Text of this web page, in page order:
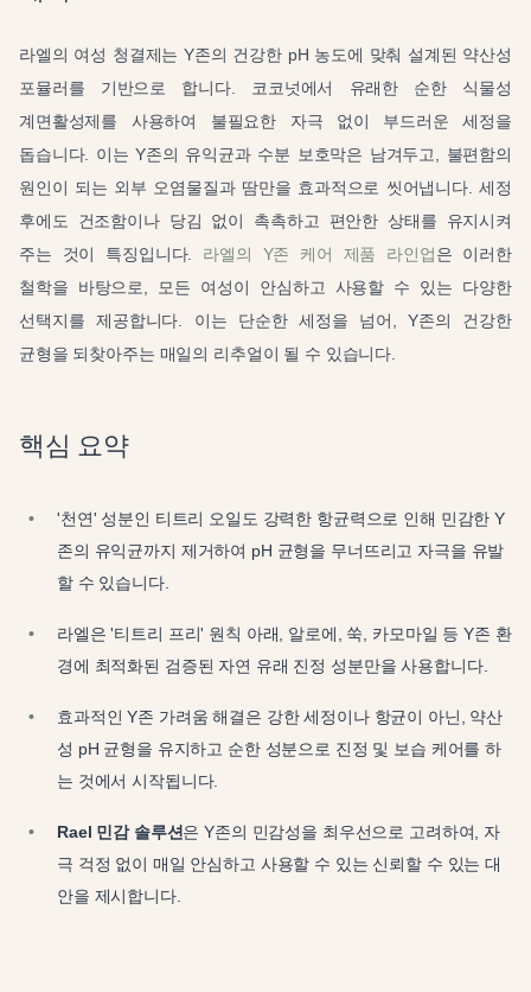
라엘의 여성 청결제는 Y존의 건강한 pH 농도에 맞춰 설계된 약산성
포뮬러를 기반으로 합니다. 코코넛에서 유래한 순한 식물성
계면활성제를 사용하여 불필요한 자극 없이 부드러운 세정을
돕습니다. 이는 Y존의 유익균과 수분 보호막은 남겨두고, 불편함의
원인이 되는 외부 오염물질과 땀만을 효과적으로 씻어냅니다. 세정
후에도 건조함이나 당김 없이 촉촉하고 편안한 상태를 유지시켜
주는 것이 특징입니다. 라엘의 Y존 케어 제품 라인업은 이러한
철학을 바탕으로, 모든 여성이 안심하고 사용할 수 있는 다양한
선택지를 제공합니다. 이는 단순한 세정을 넘어, Y존의 건강한
균형을 되찾아주는 매일의 리추얼이 될 수 있습니다.
핵심 요약
'천연' 성분인 티트리 오일도 강력한 항균력으로 인해 민감한 Y
존의 유익균까지 제거하여 pH 균형을 무너뜨리고 자극을 유발
할 수 있습니다.
라엘은 '티트리 프리' 원칙 아래, 알로에, 쑥, 카모마일 등 Y존 환
경에 최적화된 검증된 자연 유래 진정 성분만을 사용합니다.
효과적인 Y존 가려움 해결은 강한 세정이나 항균이 아닌, 약산
성 pH 균형을 유지하고 순한 성분으로 진정 및 보습 케어를 하
는 것에서 시작됩니다.
Rael 민감 솔루션은 Y존의 민감성을 최우선으로 고려하여, 자
극 걱정 없이 매일 안심하고 사용할 수 있는 신뢰할 수 있는 대
안을 제시합니다.